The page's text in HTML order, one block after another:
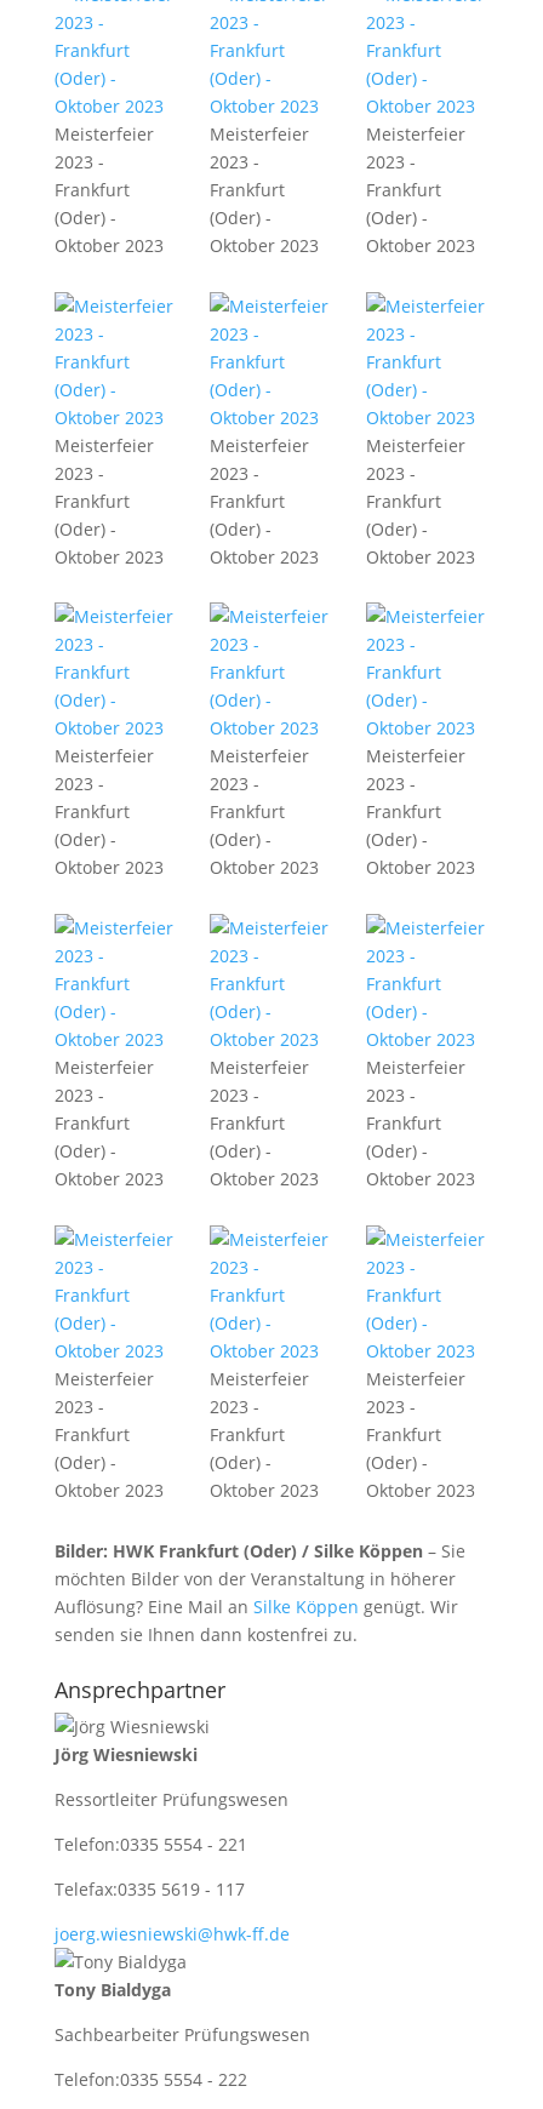
Meisterfeier
2023 -
Frankfurt
(Oder) -
Oktober 2023
Meisterfeier
2023 -
Frankfurt
(Oder) -
Oktober 2023
Meisterfeier
2023 -
Frankfurt
(Oder) -
Oktober 2023
Meisterfeier
2023 -
Frankfurt
(Oder) -
Oktober 2023
Meisterfeier
2023 -
Frankfurt
(Oder) -
Oktober 2023
Meisterfeier
2023 -
Frankfurt
(Oder) -
Oktober 2023
Meisterfeier
2023 -
Frankfurt
(Oder) -
Oktober 2023
Meisterfeier
2023 -
Frankfurt
(Oder) -
Oktober 2023
Meisterfeier
2023 -
Frankfurt
(Oder) -
Oktober 2023
Meisterfeier
2023 -
Frankfurt
(Oder) -
Oktober 2023
Meisterfeier
2023 -
Frankfurt
(Oder) -
Oktober 2023
Meisterfeier
2023 -
Frankfurt
(Oder) -
Oktober 2023
Meisterfeier
2023 -
Frankfurt
(Oder) -
Oktober 2023
Meisterfeier
2023 -
Frankfurt
(Oder) -
Oktober 2023
Meisterfeier
2023 -
Frankfurt
(Oder) -
Oktober 2023
Bilder: HWK Frankfurt (Oder) / Silke Köppen– Sie
möchten Bilder von der Veranstaltung in höherer
Auflösung? Eine Mail an Silke Köppen genügt. Wir
senden sie Ihnen dann kostenfrei zu.
Ansprechpartner
Jörg Wiesniewski
Ressortleiter Prüfungswesen
Telefon:0335 5554 - 221
Telefax:0335 5619 - 117
joerg.wiesniewski@hwk-ff.de
Tony Bialdyga
Sachbearbeiter Prüfungswesen
Telefon:0335 5554 - 222